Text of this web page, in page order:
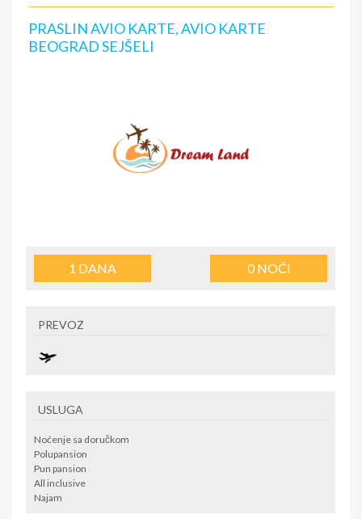
PRASLIN AVIO KARTE, AVIO KARTE
BEOGRAD SEJŠELI
1 DANA 0NOĆI
PREVOZ
USLUGA
Noćenje sa doručkom
Polupansion
Pun pansion
All inclusive
Najam